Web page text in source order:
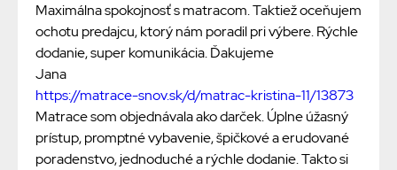
Maximálna spokojnosť s matracom. Taktiež oceňujem
ochotu predajcu, ktorý nám poradil pri výbere. Rýchle
dodanie, super komunikácia. Ďakujeme
Jana
https://matrace-snov.sk/d/matrac-kristina-11/13873
Matrace som objednávala ako darček. Úplne úžasný
prístup, promptné vybavenie, špičkové a erudované
poradenstvo, jednoduché a rýchle dodanie. Takto si